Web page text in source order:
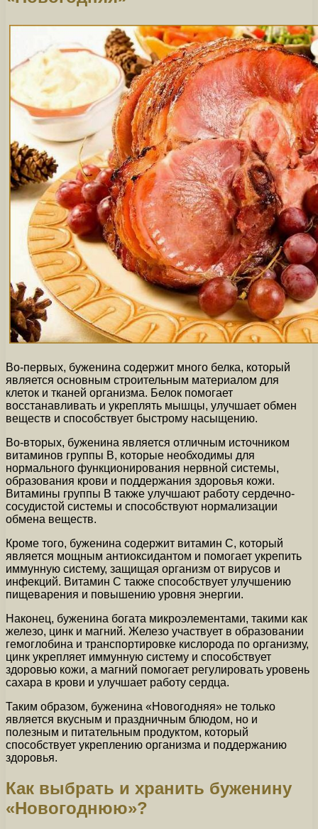
Во-первых, буженина содержит много белка, который
является основным строительным материалом для
клеток и тканей организма. Белок помогает
восстанавливать и укреплять мышцы, улучшает обмен
веществ и способствует быстрому насыщению.
Во-вторых, буженина является отличным источником
витаминов группы В, которые необходимы для
нормального функционирования нервной системы,
образования крови и поддержания здоровья кожи.
Витамины группы В также улучшают работу сердечно-
сосудистой системы и способствуют нормализации
обмена веществ.
Кроме того, буженина содержит витамин С, который
является мощным антиоксидантом и помогает укрепить
иммунную систему, защищая организм от вирусов и
инфекций. Витамин С также способствует улучшению
пищеварения и повышению уровня энергии.
Наконец, буженина богата микроэлементами, такими как
железо, цинк и магний. Железо участвует в образовании
гемоглобина и транспортировке кислорода по организму,
цинк укрепляет иммунную систему и способствует
здоровью кожи, а магний помогает регулировать уровень
сахара в крови и улучшает работу сердца.
Таким образом, буженина «Новогодняя» не только
является вкусным и праздничным блюдом, но и
полезным и питательным продуктом, который
способствует укреплению организма и поддержанию
здоровья.
Как выбрать и хранить буженину
«Новогоднюю»?